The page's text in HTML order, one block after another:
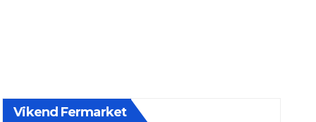
Vikend Fermarket